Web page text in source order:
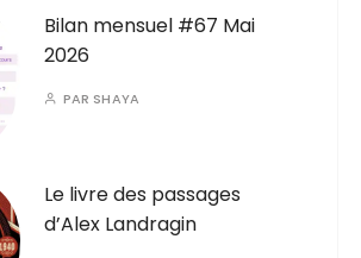
Bilan mensuel #67 Mai
2026
PAR SHAYA
Le livre des passages
d’Alex Landragin